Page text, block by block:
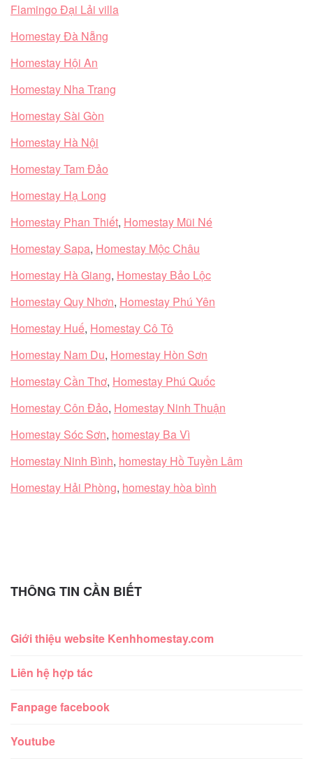
Flamingo Đại Lải villa
Homestay Đà Nẵng
Homestay Hội An
Homestay Nha Trang
Homestay Sài Gòn
Homestay Hà Nội
Homestay Tam Đảo
Homestay Hạ Long
Homestay Phan Thiết, Homestay Mũi Né
Homestay Sapa, Homestay Mộc Châu
Homestay Hà Giang, Homestay Bảo Lộc
Homestay Quy Nhơn, Homestay Phú Yên
Homestay Huế, Homestay Cô Tô
Homestay Nam Du, Homestay Hòn Sơn
Homestay Cần Thơ, Homestay Phú Quốc
Homestay Côn Đảo, Homestay Ninh Thuận
Homestay Sóc Sơn, homestay Ba Vì
Homestay Ninh Bình, homestay Hồ Tuyền Lâm
Homestay Hải Phòng, homestay hòa bình
THÔNG TIN CẦN BIẾT
Giới thiệu website Kenhhomestay.com
Liên hệ hợp tác
Fanpage facebook
Youtube